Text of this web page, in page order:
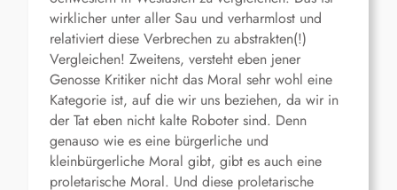
wirklicher unter aller Sau und verharmlost und
relativiert diese Verbrechen zu abstrakten(!)
Vergleichen! Zweitens, versteht eben jener
Genosse Kritiker nicht das Moral sehr wohl eine
Kategorie ist, auf die wir uns beziehen, da wir in
der Tat eben nicht kalte Roboter sind. Denn
genauso wie es eine bürgerliche und
kleinbürgerliche Moral gibt, gibt es auch eine
proletarische Moral. Und diese proletarische